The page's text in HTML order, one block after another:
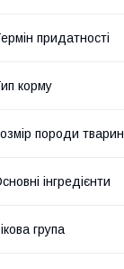
придатності
корму
породи тварин
інгредієнти
група